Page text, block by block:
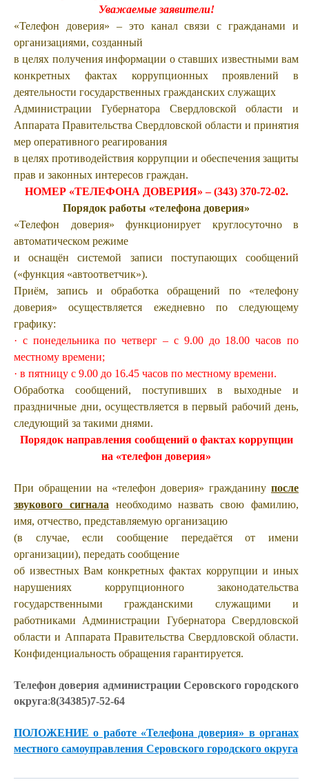
Уважаемые заявители!
«Телефон доверия» – это канал связи с гражданами и
организациями, созданный
в целях получения информации о ставших известными вам
конкретных фактах коррупционных проявлений в
деятельности государственных гражданских служащих
Администрации Губернатора Свердловской области и
Аппарата Правительства Свердловской области и принятия
мер оперативного реагирования
в целях противодействия коррупции и обеспечения защиты
прав и законных интересов граждан.
НОМЕР «ТЕЛЕФОНА ДОВЕРИЯ» – (343) 370-72-02.
Порядок работы «телефона доверия»
«Телефон доверия» функционирует круглосуточно в
автоматическом режиме
и оснащён системой записи поступающих сообщений
(«функция «автоответчик»).
Приём, запись и обработка обращений по «телефону
доверия» осуществляется ежедневно по следующему
графику:
· с понедельника по четверг – с 9.00 до 18.00 часов по
местному времени;
· в пятницу с 9.00 до 16.45 часов по местному времени.
Обработка сообщений, поступивших в выходные и
праздничные дни, осуществляется в первый рабочий день,
следующий за такими днями.
Порядок направления сообщений о фактах коррупции
на «телефон доверия»
При обращении на «телефон доверия» гражданину после
звукового сигнала необходимо назвать свою фамилию,
имя, отчество, представляемую организацию
(в случае, если сообщение передаётся от имени
организации), передать сообщение
об известных Вам конкретных фактах коррупции и иных
нарушениях коррупционного законодательства
государственными гражданскими служащими и
работниками Администрации Губернатора Свердловской
области и Аппарата Правительства Свердловской области.
Конфиденциальность обращения гарантируется.
Телефон доверия администрации Серовского городского
округа:8(34385)7-52-64
ПОЛОЖЕНИЕ о работе «Телефона доверия» в органах
местного самоуправления Серовского городского округа